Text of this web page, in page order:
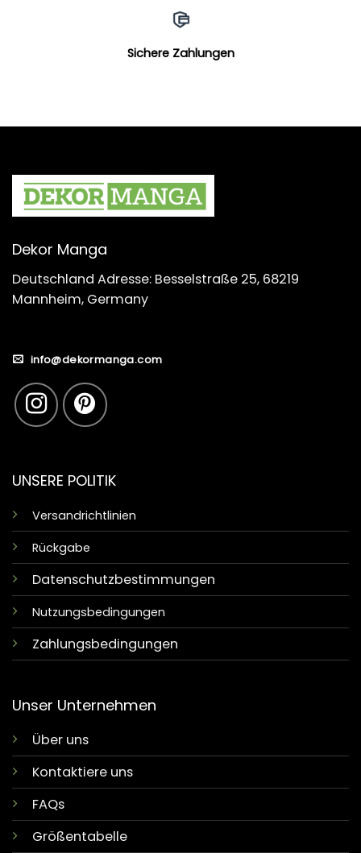
Sichere Zahlungen
Dekor Manga
Deutschland Adresse: Besselstraße 25, 68219
Mannheim, Germany
info@dekormanga.com
UNSERE POLITIK
Versandrichtlinien
Rückgabe
Datenschutzbestimmungen
Nutzungsbedingungen
Zahlungsbedingungen
Unser Unternehmen
Über uns
Kontaktiere uns
FAQs
Größentabelle